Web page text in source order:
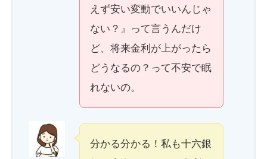
えず安い変動でいいんじゃ
ない？』って言うんだけ
ど、将来金利が上がったら
どうなるの？って不安で眠
れないの。
分かる分かる！私も十六銀